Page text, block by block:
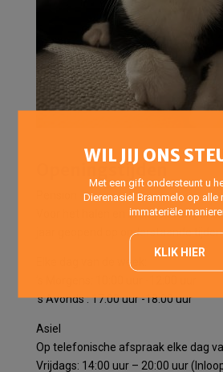
Openingstijden
Voor het halen en brengen van
jaar geopend op onderstaande
Elke dag van de week:
’s Avonds : 17:00 uur -18:00 uur
Asiel
Op telefonische afspraak elke dag
Vrijdags: 14:00 uur – 20:00 uur
WIL JIJ ONS
Met een gift ondersteunt u
Dierenasiel Brammelo op alle
immateriële
KLIK HIER